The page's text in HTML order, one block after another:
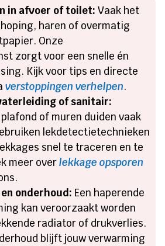
in afvoer of toilet: Vaak het
haren of overmatig
Onze
zorgt voor een snelle én
Kijk voor tips en directe
verstoppingen verhelpen.
of sanitair:
of muren duiden vaak
lekdetectietechnieken
snel te traceren en te
meer overlekkage opsporen
onderhoud: Een haperende
kan veroorzaakt worden
radiator of drukverlies.
blijft jouw verwarming